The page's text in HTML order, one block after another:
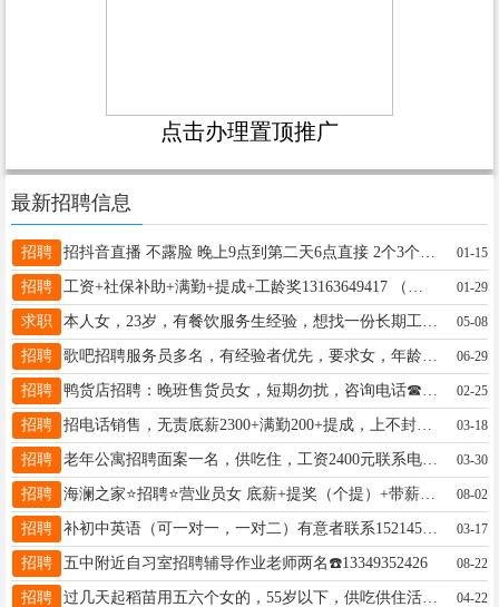
点击办理置顶推广
最新招聘信息
招聘 01-15
招聘 01-29
求职 05-08
招聘 歌吧招聘服务员多名，有经验者优先，要求女，年龄18-28岁，联系电话:13352554600 06-29
招聘 02-25
招聘 招电话销售，无责底薪2300+满勤200+提成，上不封顶； 工作时间 ：双休法定假日休息、早八点半晚四点半，中午休息一个小时。电话:13199009032 03-18
招聘 老年公寓招聘面案一名，供吃住，工资2400元联系电话16645633143 03-30
招聘 海澜之家⭐招聘⭐营业员女 底薪+提奖（个提）+带薪休假 4天 每天工作7.5个小时 法定假日三薪 ，30周岁以内，已婚已育优先，有无经验均可，电话:19289730851 08-02
招聘 补初中英语（可一对一，一对二）有意者联系15214521056 03-17
招聘 五中附近自习室招聘辅导作业老师两名☎️13349352426 08-22
招聘 过几天起稻苗用五六个女的，55岁以下，供吃供住活在富饶先锋附近。240---300一天，十多天活，完事还能补苗。能出去的打电话，13763767188微， 04-22